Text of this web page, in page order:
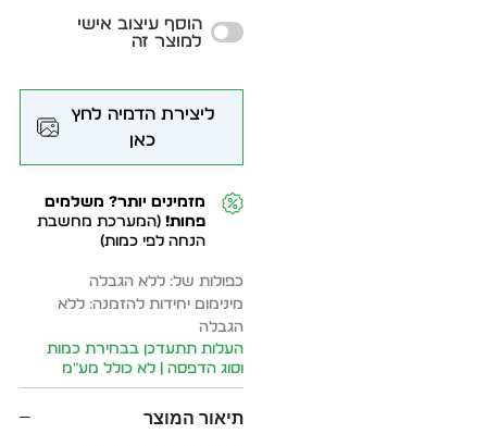
הוסף עיצוב אישי
למוצר זה
ליצירת הדמיה לחץ
כאן
מזמינים יותר? משלמים
פחות! (המערכת מחשבת
הנחה לפי כמות)
כפולות של: ללא הגבלה
מינימום יחידות להזמנה: ללא
הגבלה
העלות תתעדכן בבחירת כמות
וסוג הדפסה | לא כולל מע״מ
תיאור המוצר